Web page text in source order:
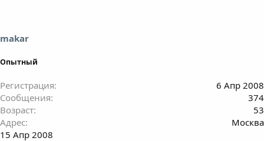
makar
Опытный
Регистрация
6 Апр 2008
Сообщения
374
Возраст
53
Адрес
Москва
15 Апр 2008